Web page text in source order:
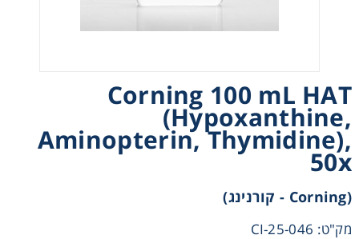
Corning 100 mL HAT
(Hypoxanthine,
Aminopterin, Thymidine),
50x
(Corning - קורנינג)
מק"ט: 25-046-CI
Microscopy
Sample Preparation
Shaking & Stirring
Storage